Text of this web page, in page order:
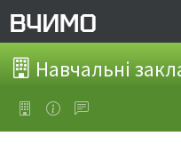
Навчальні